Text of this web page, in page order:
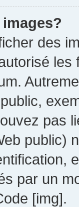
des
pas
public)
par un
[img].